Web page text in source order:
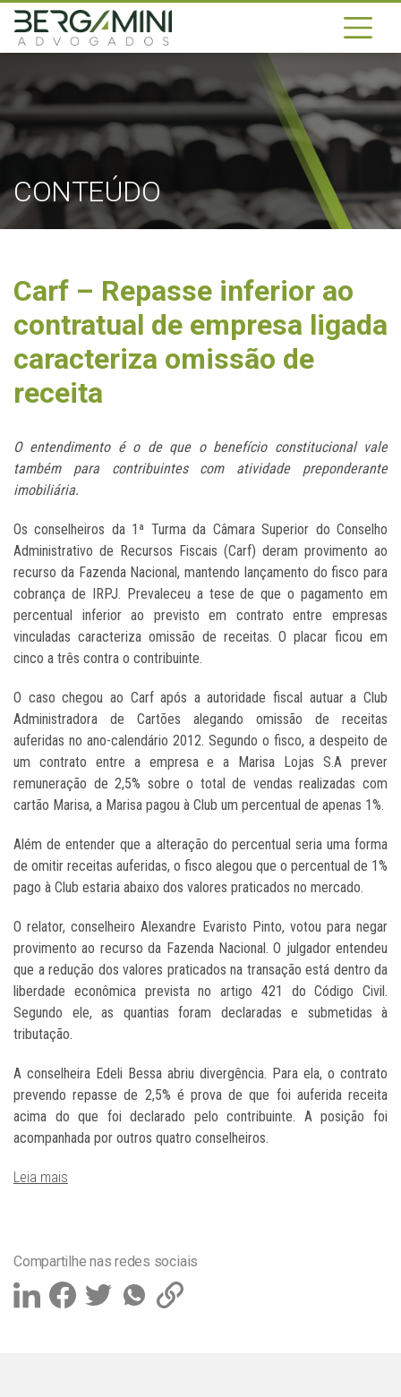
CONTEÚDO
Carf – Repasse inferior ao
contratual de empresa ligada
caracteriza omissão de
receita
O entendimento é o de que o benefício constitucional vale
também para contribuintes com atividade preponderante
imobiliária.
Os conselheiros da 1ª Turma da Câmara Superior do Conselho
Administrativo de Recursos Fiscais (Carf) deram provimento ao
recurso da Fazenda Nacional, mantendo lançamento do fisco para
cobrança de IRPJ. Prevaleceu a tese de que o pagamento em
percentual inferior ao previsto em contrato entre empresas
vinculadas caracteriza omissão de receitas. O placar ficou em
cinco a três contra o contribuinte.
O caso chegou ao Carf após a autoridade fiscal autuar a Club
Administradora de Cartões alegando omissão de receitas
auferidas no ano-calendário 2012. Segundo o fisco, a despeito de
um contrato entre a empresa e a Marisa Lojas S.A prever
remuneração de 2,5% sobre o total de vendas realizadas com
cartão Marisa, a Marisa pagou à Club um percentual de apenas 1%.
Além de entender que a alteração do percentual seria uma forma
de omitir receitas auferidas, o fisco alegou que o percentual de 1%
pago à Club estaria abaixo dos valores praticados no mercado.
O relator, conselheiro Alexandre Evaristo Pinto, votou para negar
provimento ao recurso da Fazenda Nacional. O julgador entendeu
que a redução dos valores praticados na transação está dentro da
liberdade econômica prevista no artigo 421 do Código Civil.
Segundo ele, as quantias foram declaradas e submetidas à
tributação.
A conselheira Edeli Bessa abriu divergência. Para ela, o contrato
prevendo repasse de 2,5% é prova de que foi auferida receita
acima do que foi declarado pelo contribuinte. A posição foi
acompanhada por outros quatro conselheiros.
Leia mais
Compartilhe nas redes sociais